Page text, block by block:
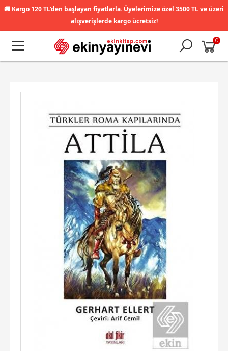
🚚 Kargo 120 TL'den başlayan fiyatlarla. Üyelerimize özel 3500 TL ve üzeri
alışverişlerde kargo ücretsiz!
0